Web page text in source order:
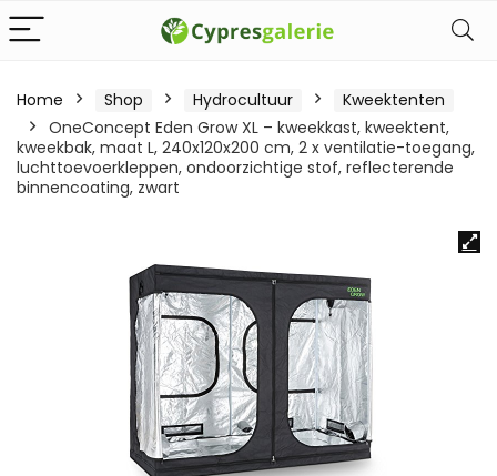
Home Shop Hydrocultuur
Kweektenten
OneConcept Eden Grow XL – kweekkast, kweektent,
kweekbak, maat L, 240x120x200 cm, 2 x ventilatie-toegang,
luchttoevoerkleppen, ondoorzichtige stof, reflecterende
binnencoating, zwart